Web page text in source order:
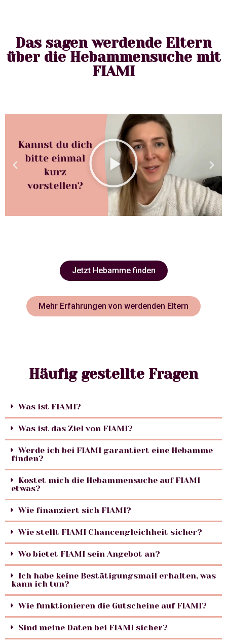
Das sagen werdende Eltern
über die Hebammensuche mit
FIAMI
Jetzt Hebamme finden
Mehr Erfahrungen von werdenden Eltern
Häufig gestellte Fragen
Was ist FIAMI?
Was ist das Ziel von FIAMI?
Werde ich bei FIAMI garantiert eine Hebamme
finden?
Kostet mich die Hebammensuche auf FIAMI
etwas?
Wie finanziert sich FIAMI?
Wie stellt FIAMI Chancengleichheit sicher?
Wo bietet FIAMI sein Angebot an?
Ich habe keine Bestätigungsmail erhalten, was
kann ich tun?
Wie funktionieren die Gutscheine auf FIAMI?
Sind meine Daten bei FIAMI sicher?